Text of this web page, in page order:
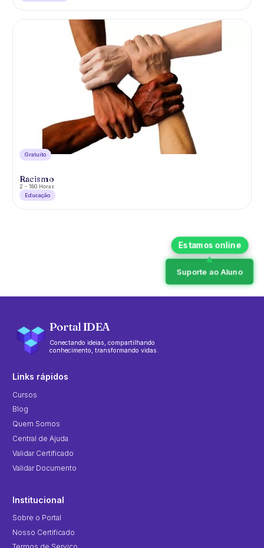
Gratuíto
Racismo
2 - 180 Horas
Educação
Suporte ao Aluno
Portal IDEA
Conectando ideias, compartilhando
conhecimento, transformando vidas.
Links rápidos
Cursos
Blog
Quem Somos
Central de Ajuda
Validar Certificado
Validar Documento
Institucional
Sobre o Portal
Nosso Certificado